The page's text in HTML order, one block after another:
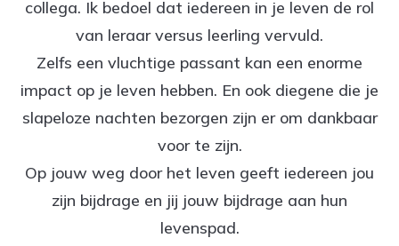
collega. Ik bedoel dat iedereen in je leven de rol
van leraar versus leerling vervuld.
Zelfs een vluchtige passant kan een enorme
impact op je leven hebben. En ook diegene die je
slapeloze nachten bezorgen zijn er om dankbaar
voor te zijn.
Op jouw weg door het leven geeft iedereen jou
zijn bijdrage en jij jouw bijdrage aan hun
levenspad.